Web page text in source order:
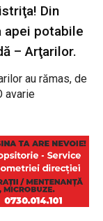
Din
apei potabile
– Arţarilor.
au rămas, de
avarie